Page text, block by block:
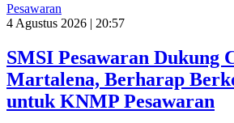
Pesawaran
4 Agustus 2026 | 20:57
SMSI Pesawaran Dukung
Martalena, Berharap
untuk KNMP Pesawaran